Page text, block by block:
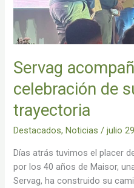
Servag
celebración de
trayectoria
Destacados, Noticias /julio
Días atrás tuvimos el placer
por los 40 años de Maisor,
Servag, ha construido su
sus
40
años
trayectoria